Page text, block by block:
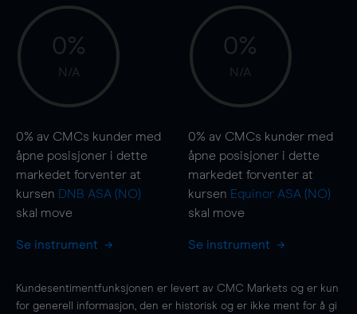
0%
N/A
0% av CMCs kunder med
åpne posisjoner i dette
markedet forventer at
kursen DNB ASA (NO)
skal move
Se instrument
0%
N/A
0% av CMCs kunder med
åpne posisjoner i dette
markedet forventer at
kursen Equinor ASA (NO)
skal move
Se instrument
Kundesentimentfunksjonen er levert av CMC Markets og er kun
for generell informasjon, den er historisk og er ikke ment for å gi